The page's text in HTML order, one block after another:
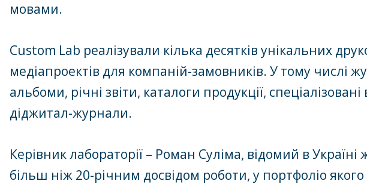
мовами.
Custom Lab реалізували кілька десятків унікальних
медіапроектів для компаній-замовників. У тому числі
альбоми, річні звіти, каталоги продукції,
діджитал-журнали.
Керівник лабораторії – Роман Суліма, відомий в
більш ніж 20-річним досвідом роботи, у портфоліо